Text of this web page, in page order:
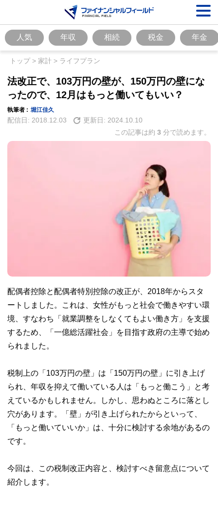
人気 年収 相続 税金 年金
トップ> 家計 > ライフプラン
法改正で、103万円の壁が、150万円の壁にな
ったので、12月はもっと働いてもいい？
執筆者 : 堀江佳久
配信日: 2018.12.03 更新日: 2024.10.10
この記事は約 3 分で読めます。
配偶者控除と配偶者特別控除の改正が、2018年からスタ
ートしました。これは、女性がもっと社会で働きやすい環
境、すなわち「就業調整をしなくてもよい働き方」を支援
するため、「一億総活躍社会」を目指す政府の主導で始め
られました。
税制上の「103万円の壁」は「150万円の壁」に引き上げ
られ、年収を抑えて働いている人は「もっと働こう」と考
えているかもしれません。しかし、思わぬところに落とし
穴があります。「壁」が引き上げられたからといって、
「もっと働いていいか」は、十分に検討する余地があるの
です。
今回は、この税制改正内容と、検討すべき留意点について
紹介します。